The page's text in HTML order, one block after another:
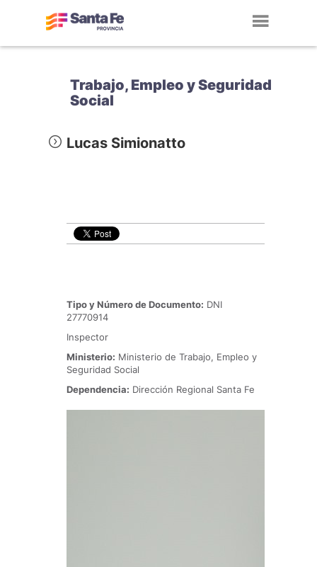
Trabajo, Empleo y Seguridad
Social
Lucas Simionatto
Tipo y Número de Documento: DNI
27770914
Inspector
Ministerio: Ministerio de Trabajo, Empleo y
Seguridad Social
Dependencia: Dirección Regional Santa Fe